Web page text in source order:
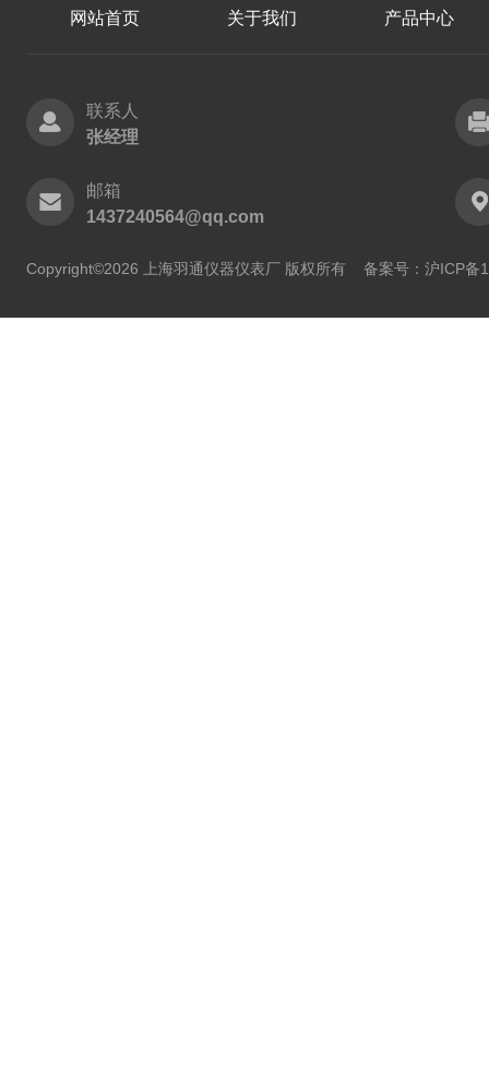
网站首页 关于我们 产品中心
联系人
张经理
邮箱
1437240564@qq.com
Copyright©2026 上海羽通仪器仪表厂 版权所有 备案号：沪ICP备